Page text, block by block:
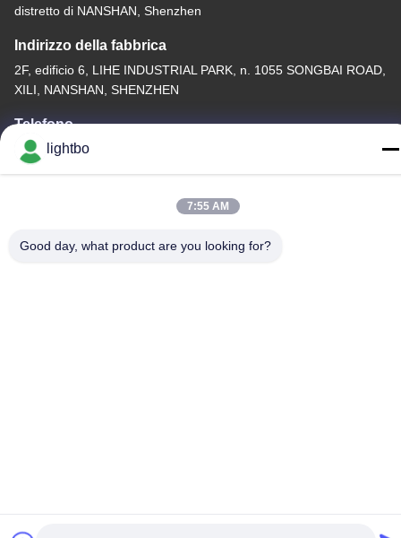
distretto di NANSHAN, Shenzhen
Indirizzo della fabbrica
2F, edificio 6, LIHE INDUSTRIAL PARK, n. 1055 SONGBAI ROAD,
XILI, NANSHAN, SHENZHEN
Telefono
86-755-83983496
La Cina va bene. Qualità Esposizione di LED di 7 segmenti
lightbo
7:55 AM
Good day, what product are you looking for?